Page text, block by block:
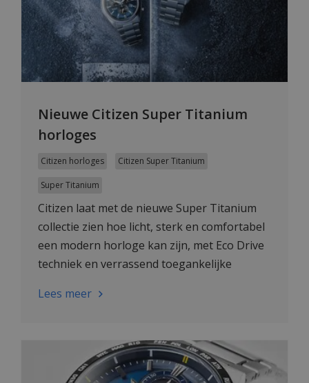
Nieuwe Citizen Super Titanium
horloges
Citizen horloges Citizen Super Titanium
Super Titanium
Citizen laat met de nieuwe Super Titanium
collectie zien hoe licht, sterk en comfortabel
een modern horloge kan zijn, met Eco Drive
techniek en verrassend toegankelijke
Lees meer